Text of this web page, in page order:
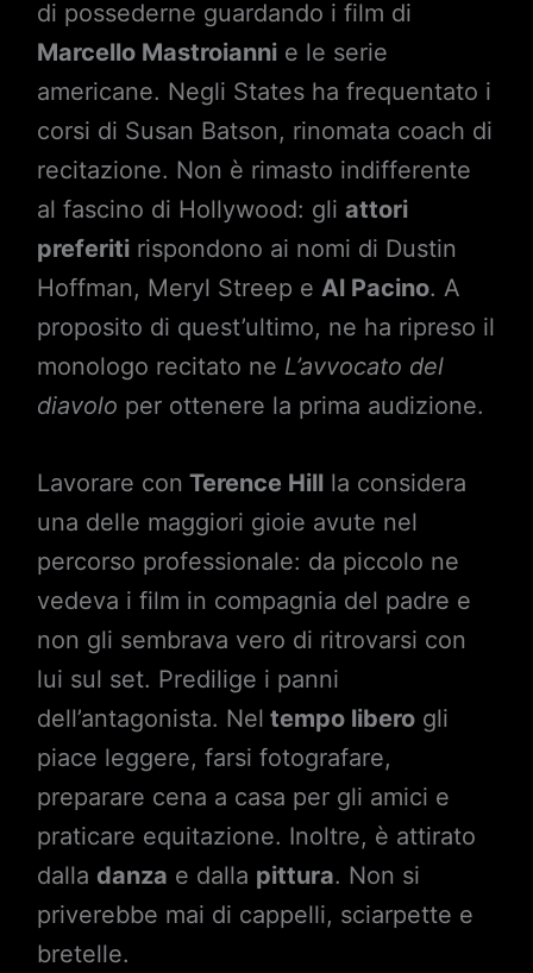
di possederne guardando i film di
Marcello Mastroiannie le serie
americane. Negli States ha frequentato i
corsi di Susan Batson, rinomata coach di
recitazione. Non è rimasto indifferente
al fascino di Hollywood: gli attori
preferitirispondono ai nomi di Dustin
Hoffman, Meryl Streep e Al Pacino. A
proposito di quest’ultimo, ne ha ripreso il
monologo recitato ne L’avvocato del
diavolo per ottenere la prima audizione.
Lavorare con Terence Hill la considera
una delle maggiori gioie avute nel
percorso professionale: da piccolo ne
vedeva i film in compagnia del padre e
non gli sembrava vero di ritrovarsi con
lui sul set. Predilige i panni
dell’antagonista. Nel tempo liberogli
piace leggere, farsi fotografare,
preparare cena a casa per gli amici e
praticare equitazione. Inoltre, è attirato
dalla danza e dalla pittura. Non si
priverebbe mai di cappelli, sciarpette e
bretelle.